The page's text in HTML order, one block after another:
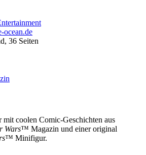
ocean.de
36 Seiten
coolen Comic-Geschichten aus
Wars™ Magazin und einer original
™ Minifigur.